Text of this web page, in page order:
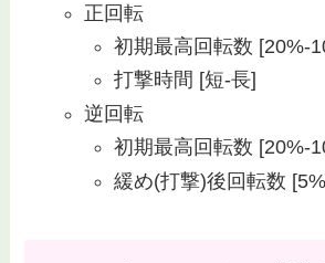
正回転
初期最高回転数 [20%-
打撃時間 [短-長]
逆回転
初期最高回転数 [20%-
緩め(打撃)後回転数